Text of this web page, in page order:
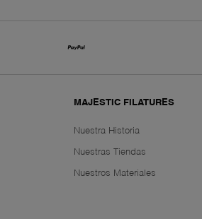
MAJESTIC FILATURES
Nuestra Historia
Nuestras Tiendas
Nuestros Materiales